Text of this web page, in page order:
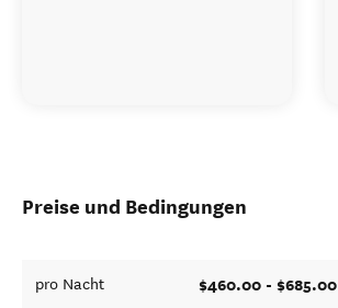
Preise und Bedingungen
pro Nacht $460.00 - $685.00